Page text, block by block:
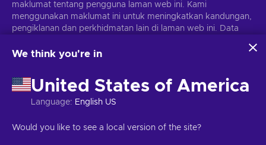
Langgan
Anda boleh berhenti melanggan pada bila-bila masa.Lawati notis
Hak Cipta © 2026 Eneba. Hak cipta terpelihara. JSC "Helis Play",
maklumat tentang pengguna laman web ini. Kami
menggunakan maklumat ini untuk meningkatkan kandungan,
pengiklanan dan perkhidmatan lain di laman web ini. Data
iklan.
penggunaan teknologi ini oleh Eneba dan rakan kongsinya.
Anda boleh melaraskan persetujuan anda dengan mengklik
'Sesuaikan'.
menggunakan data anda, lihatKeselamatan & Privasi
We think you're in
United States of America
Language: English US
Would you like to see a local version of the site?